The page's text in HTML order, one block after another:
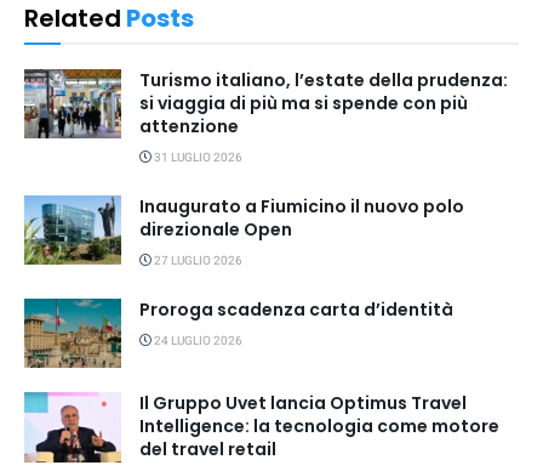
Related Posts
Turismo italiano, l’estate della prudenza:
si viaggia di più ma si spende con più
attenzione
31 LUGLIO 2026
Inaugurato a Fiumicino il nuovo polo
direzionale Open
27 LUGLIO 2026
Proroga scadenza carta d’identità
24 LUGLIO 2026
Il Gruppo Uvet lancia Optimus Travel
Intelligence: la tecnologia come motore
del travel retail